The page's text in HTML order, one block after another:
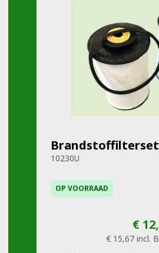
Brandstoffilterset
10230U
OP VOORRAAD
€
€ 15,67 incl.